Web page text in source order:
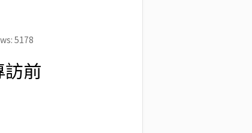
5178
前